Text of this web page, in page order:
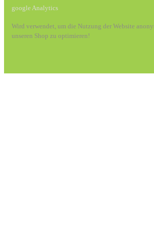
google Analytics
Wird verwendet, um die Nutzung der Website
unseren Shop zu optimieren!